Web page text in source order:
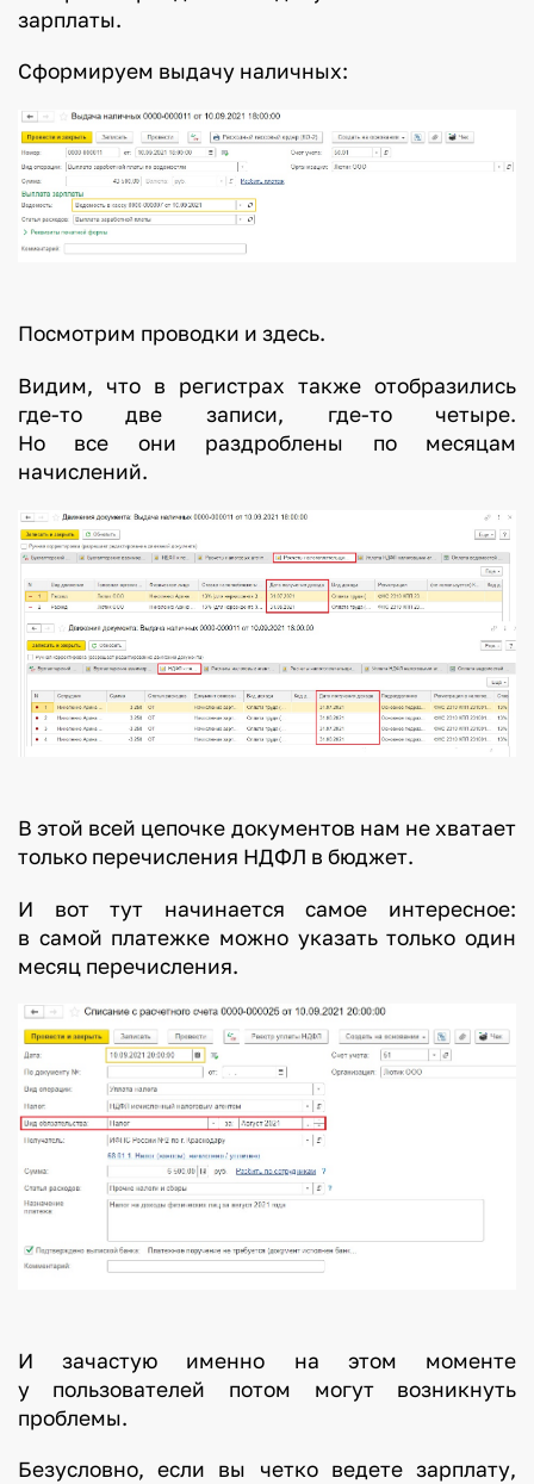
зарплаты.
Сформируем выдачу наличных:
Посмотрим проводки и здесь.
Видим, что в регистрах также отобразились
где-то две записи, где-то четыре.
Но все они раздроблены по месяцам
начислений.
В этой всей цепочке документов нам не хватает
только перечисления НДФЛ в бюджет.
И вот тут начинается самое интересное:
в самой платежке можно указать только один
месяц перечисления.
И зачастую именно на этом моменте
у пользователей потом могут возникнуть
проблемы.
Безусловно, если вы четко ведете зарплату,